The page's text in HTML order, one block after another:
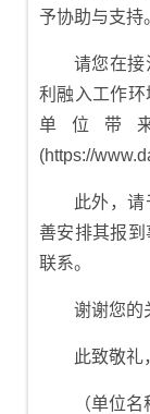
予协助与支持
请您在接
利融入工作
单位带
(https://
此外，
善安排其报到
联系。
谢谢您的
此致敬礼
（单位名